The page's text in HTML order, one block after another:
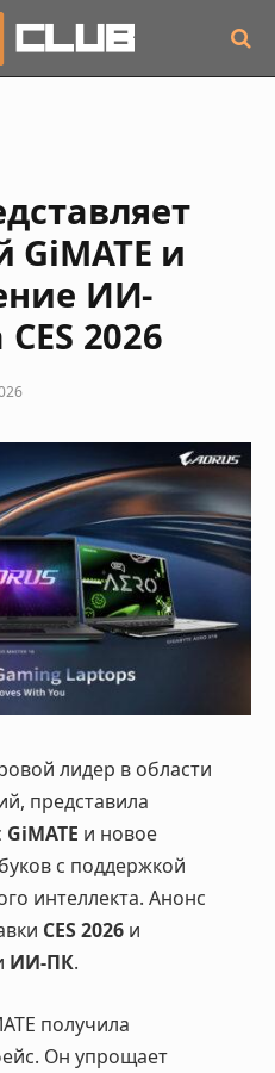
и
ИИ-
2026
лидер в области
представила
GiMATE и новое
с поддержкой
интеллекта. Анонс
CES 2026 и
ИИ-ПК.
получила
Он упрощает